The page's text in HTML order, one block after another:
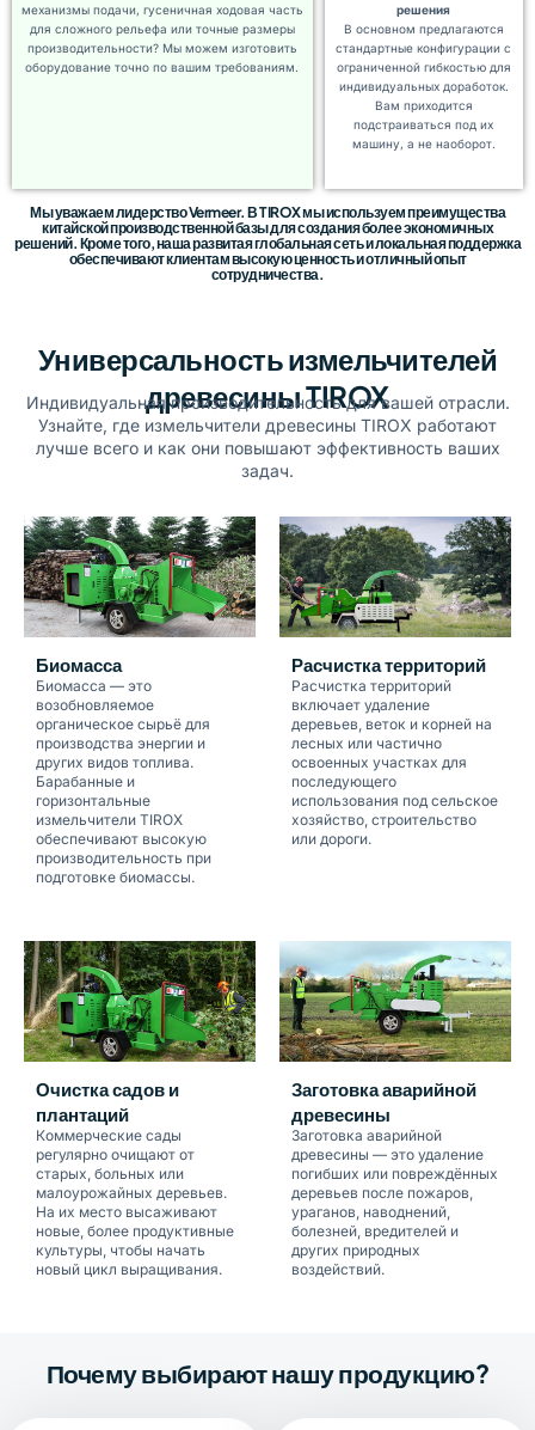
механизмы подачи, гусеничная ходовая часть
для сложного рельефа или точные размеры
производительности? Мы можем изготовить
оборудование точно по вашим требованиям.
решения
В основном предлагаются
стандартные конфигурации с
ограниченной гибкостью для
индивидуальных доработок.
Вам приходится
подстраиваться под их
машину, а не наоборот.
Мы уважаем лидерство Vermeer. В TIROX мы используем преимущества
китайской производственной базы для создания более экономичных
решений. Кроме того, наша развитая глобальная сеть и локальная поддержка
обеспечивают клиентам высокую ценность и отличный опыт
сотрудничества.
Универсальность измельчителей
древесины TIROX
Индивидуальная производительность для вашей отрасли.
Узнайте, где измельчители древесины TIROX работают
лучше всего и как они повышают эффективность ваших
задач.
Биомасса
Биомасса — это
возобновляемое
органическое сырьё для
производства энергии и
других видов топлива.
Барабанные и
горизонтальные
измельчители TIROX
обеспечивают высокую
производительность при
подготовке биомассы.
Расчистка территорий
Расчистка территорий
включает удаление
деревьев, веток и корней на
лесных или частично
освоенных участках для
последующего
использования под сельское
хозяйство, строительство
или дороги.
Очистка садов и
плантаций
Коммерческие сады
регулярно очищают от
старых, больных или
малоурожайных деревьев.
На их место высаживают
новые, более продуктивные
культуры, чтобы начать
новый цикл выращивания.
Заготовка аварийной
древесины
Заготовка аварийной
древесины — это удаление
погибших или повреждённых
деревьев после пожаров,
ураганов, наводнений,
болезней, вредителей и
других природных
воздействий.
Почему выбирают нашу продукцию?